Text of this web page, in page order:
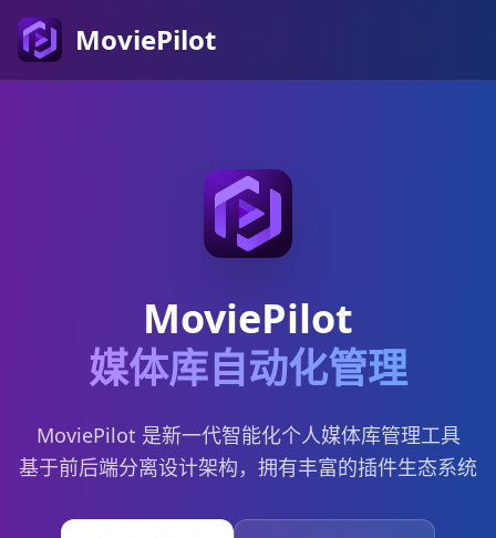
MoviePilot
MoviePilot
媒体库自动化管理
MoviePilot 是新一代智能化个人媒体库管理工具
基于前后端分离设计架构，拥有丰富的插件生态系统